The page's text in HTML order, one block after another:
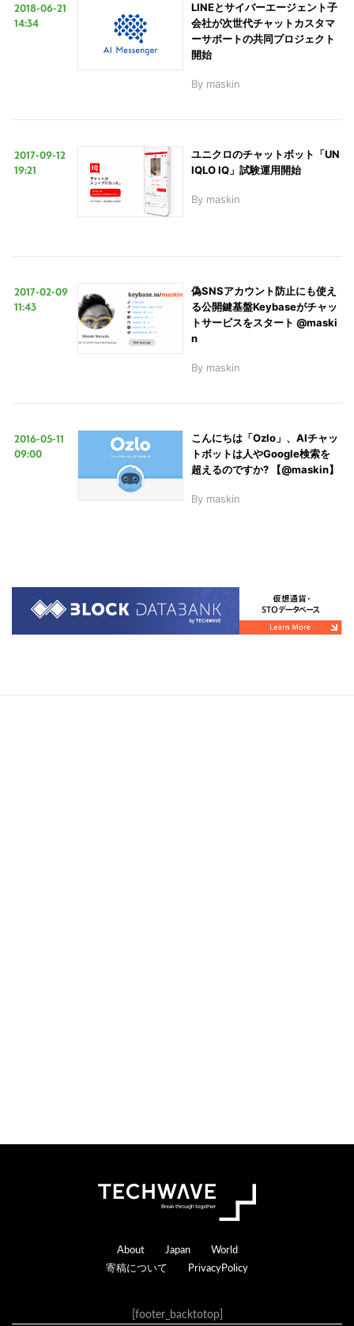
2018-06-21
14:34
LINEとサイバーエージェント子
会社が次世代チャットカスタマ
ーサポートの共同プロジェクト
開始
By maskin
2017-09-12
19:21
ユニクロのチャットボット「UN
IQLO IQ」試験運用開始
By maskin
2017-02-09
11:43
偽SNSアカウント防止にも使え
る公開鍵基盤Keybaseがチャッ
トサービスをスタート @maski
n
By maskin
2016-05-11
09:00
こんにちは「Ozlo」、AIチャッ
トボットは人やGoogle検索を
超えるのですか? 【@maskin】
By maskin
Footer
About Japan
World
寄稿について
PrivacyPolicy
[footer_backtotop]